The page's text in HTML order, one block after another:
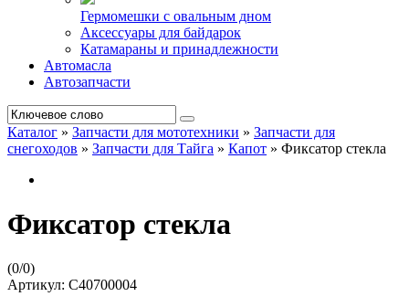
Гермомешки с овальным дном
Аксессуары для байдарок
Катамараны и принадлежности
Автомасла
Автозапчасти
Каталог » Запчасти для мототехники » Запчасти для
снегоходов » Запчасти для Тайга » Капот » Фиксатор стекла
Фиксатор стекла
(0/0)
Артикул: С40700004